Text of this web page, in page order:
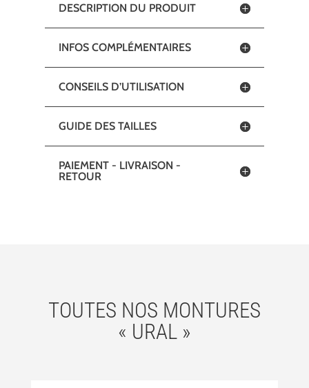
DESCRIPTION DU PRODUIT
INFOS COMPLÉMENTAIRES
CONSEILS D’UTILISATION
GUIDE DES TAILLES
PAIEMENT - LIVRAISON -
RETOUR
TOUTES NOS MONTURES
« URAL »